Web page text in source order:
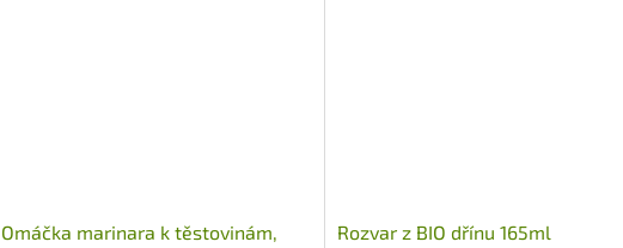
Omáčka marinara k těstovinám,
Rozvar z BIO dřínu 165ml